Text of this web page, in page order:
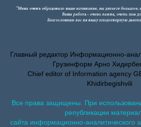
Главный редактор Информационно-
Грузинформ Арно
Chief editor of Information agency
Khidirbegishvili
Все права защищены. При
републикации
сайта информационно-аналитического